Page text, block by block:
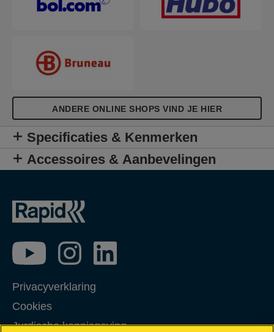
ANDERE ONLINE SHOPS VIND JE HIER
Specificaties & Kenmerken
Accessoires & Aanbevelingen
Privacyverklaring
Cookies
Jurdische kennisgeving